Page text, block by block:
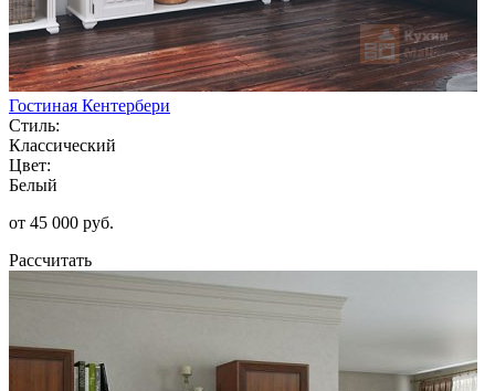
Гостиная Кентербери
Стиль:
Классический
Цвет:
Белый
от 45 000 руб.
Рассчитать